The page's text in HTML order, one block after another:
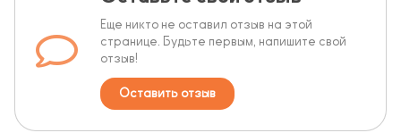
Еще никто не оставил отзыв на этой
странице. Будьте первым, напишите свой
отзыв!
Оставить отзыв